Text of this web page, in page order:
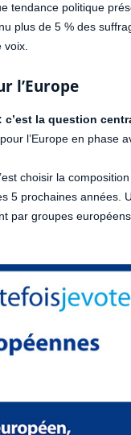
tendance politique
plus de 5 % des
l’Europe
la question
l’Europe en phase
choisir la
5 prochaines années.
par groupes